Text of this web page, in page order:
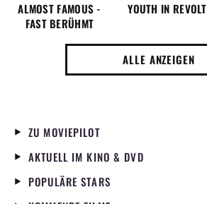
ALMOST FAMOUS -
FAST BERÜHMT
YOUTH IN REVOLT
ALLE ANZEIGEN
ZU MOVIEPILOT
AKTUELL IM KINO & DVD
POPULÄRE STARS